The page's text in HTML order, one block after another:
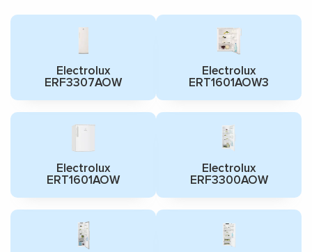
Electrolux
ERF3307AOW
Electrolux
ERT1601AOW3
Electrolux
ERT1601AOW
Electrolux
ERF3300AOW